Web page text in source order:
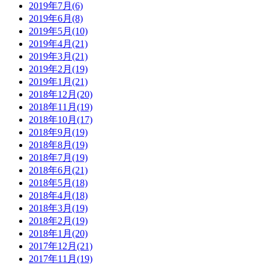
2019年7月(6)
2019年6月(8)
2019年5月(10)
2019年4月(21)
2019年3月(21)
2019年2月(19)
2019年1月(21)
2018年12月(20)
2018年11月(19)
2018年10月(17)
2018年9月(19)
2018年8月(19)
2018年7月(19)
2018年6月(21)
2018年5月(18)
2018年4月(18)
2018年3月(19)
2018年2月(19)
2018年1月(20)
2017年12月(21)
2017年11月(19)